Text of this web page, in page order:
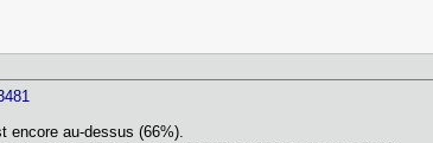
encore au-dessus (66%).